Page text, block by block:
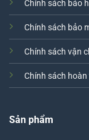
Chính sách bảo
Chính sách bảo
Chính sách vận
Chính sách hoàn
Sản phẩm